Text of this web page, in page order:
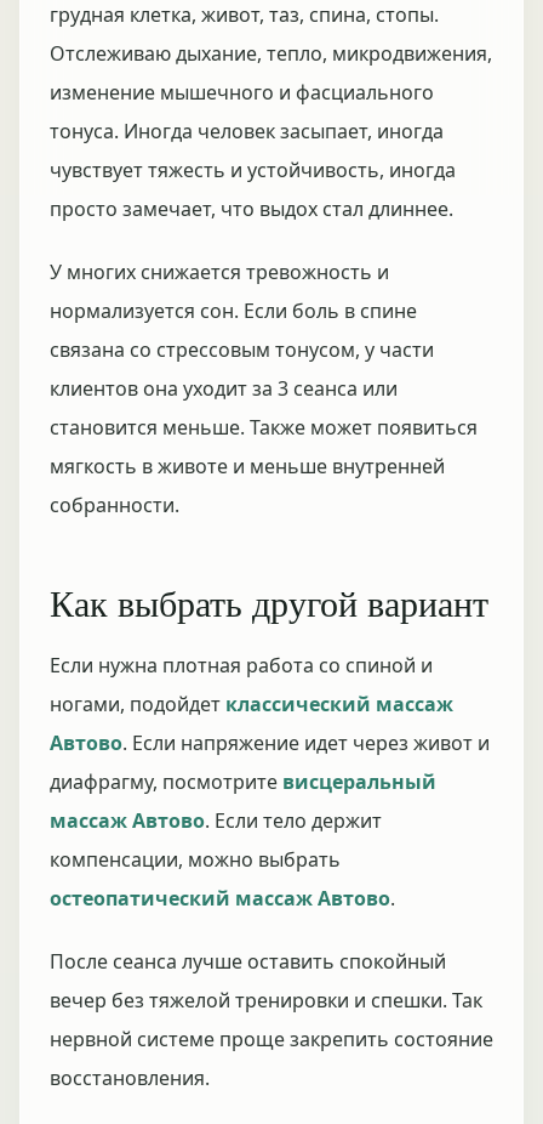
грудная клетка, живот, таз, спина, стопы.
Отслеживаю дыхание, тепло, микродвижения,
изменение мышечного и фасциального
тонуса. Иногда человек засыпает, иногда
чувствует тяжесть и устойчивость, иногда
просто замечает, что выдох стал длиннее.
У многих снижается тревожность и
нормализуется сон. Если боль в спине
связана со стрессовым тонусом, у части
клиентов она уходит за 3 сеанса или
становится меньше. Также может появиться
мягкость в животе и меньше внутренней
собранности.
Как выбрать другой вариант
Если нужна плотная работа со спиной и
ногами, подойдет классический массаж
Автово. Если напряжение идет через живот и
диафрагму, посмотрите висцеральный
массаж Автово. Если тело держит
компенсации, можно выбрать
остеопатический массаж Автово.
После сеанса лучше оставить спокойный
вечер без тяжелой тренировки и спешки. Так
нервной системе проще закрепить состояние
восстановления.